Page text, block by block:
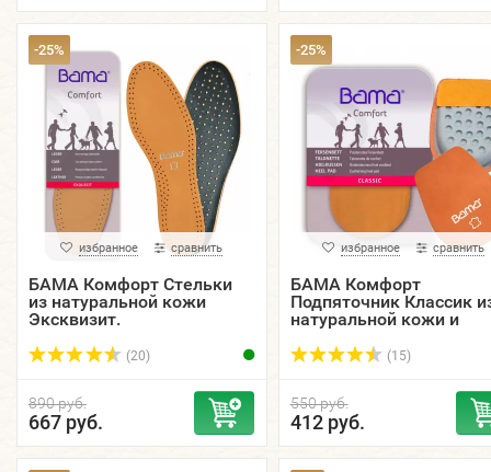
-25%
избранное сравнить
БАМА Комфорт Стельки
из натуральной кожи
Эксквизит.
(20)
890 руб.
667 руб.
-25%
избранное сравнить
БАМА Комфорт
Подпяточник Классик
натуральной кожи и
(15)
550 руб.
412 руб.